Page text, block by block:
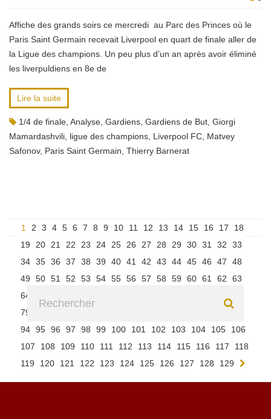
Affiche des grands soirs ce mercredi au Parc des Princes où le
Paris Saint Germain recevait Liverpool en quart de finale aller de
la Ligue des champions. Un peu plus d’un an après avoir éliminé
les liverpuldiens en 8e de
Lire la suite
1/4 de finale Analyse Gardiens Gardiens de But Giorgi
Mamardashvili ligue des champions Liverpool FC Matvey
Safonov, Paris Saint Germain Thierry Barnerat
1 2 3 4 5 6 7 8 9 10 11 12 13 14 15 16 17
18
19
20 21 22 23 24 25 26 27 28 29 30 31 32
33
34 35 36 37 38 39 40 41 42 43 44 45 46 47
48
49
50 51 52 53 54 55 56 57 58 59 60 61 62
63
64
79
94 95 96 97 98 99 100 101 102 103 104 105
106
107
108 109 110 111 112 113 114 115 116 117
118
119
120 121 122 123 124 125 126 127 128 129